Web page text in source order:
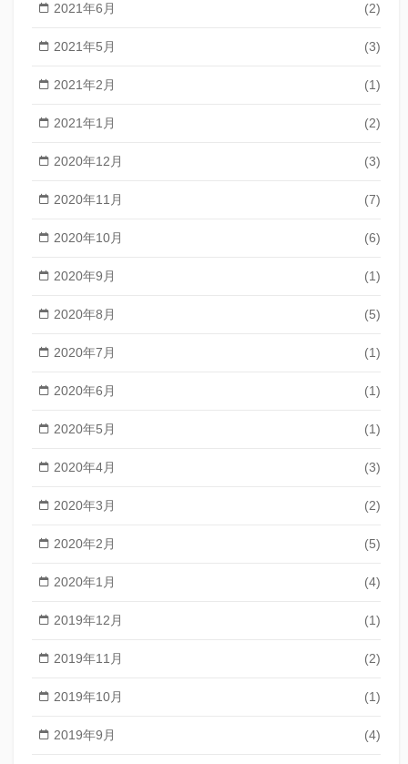
2021年6月 (2)
2021年5月 (3)
2021年2月 (1)
2021年1月 (2)
2020年12月 (3)
2020年11月 (7)
2020年10月 (6)
2020年9月 (1)
2020年8月 (5)
2020年7月 (1)
2020年6月 (1)
2020年5月 (1)
2020年4月 (3)
2020年3月 (2)
2020年2月 (5)
2020年1月 (4)
2019年12月 (1)
2019年11月 (2)
2019年10月 (1)
2019年9月 (4)